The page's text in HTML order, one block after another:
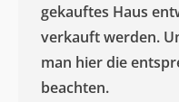
gekauftes Haus
verkauft werden.
man hier die
beachten.